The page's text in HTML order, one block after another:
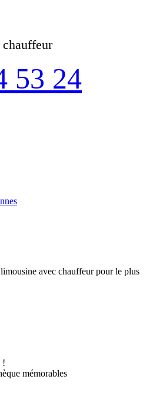
53 24
avec chauffeur pour le plus
!
mémorables